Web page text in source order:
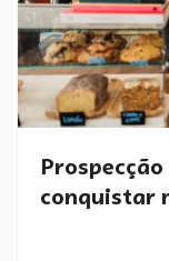
conquistar